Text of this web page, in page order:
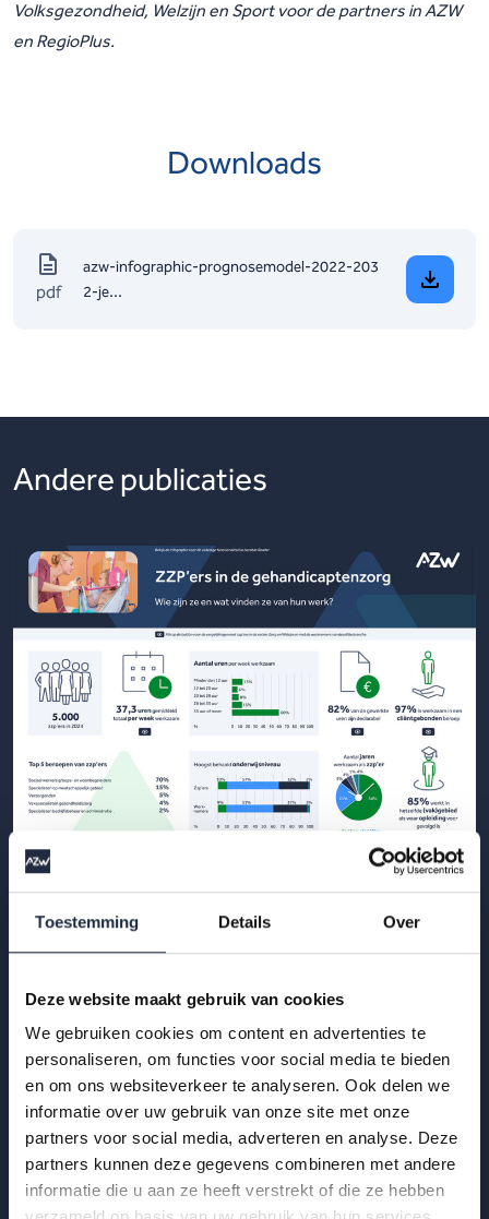
Toestemming Details Over
Deze website maakt gebruik van cookies
We gebruiken cookies om content en advertenties te
personaliseren, om functies voor social media te bieden
en om ons websiteverkeer te analyseren. Ook delen we
informatie over uw gebruik van onze site met onze
partners voor social media, adverteren en analyse. Deze
partners kunnen deze gegevens combineren met andere
informatie die u aan ze heeft verstrekt of die ze hebben
Volksgezondheid, Welzijn en Sport voor de partners in AZW
en RegioPlus.
Downloads
pdf
azw-infographic-prognosemodel-2022-203
2-je...
Andere publicaties
29 okt 2025
Infographic: zzp’ers in de
gehandicaptenzorg
Hoe ervaren zzp’ers het werken in de gehandicaptenzorg?
Lees meer